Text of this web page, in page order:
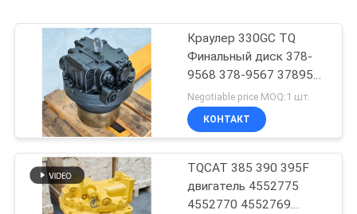
Краулер 330GC TQ
Финальный диск 378-
9568 378-9567 3789568
3789567
Negotiable price MOQ:1 шт.
КОНТАКТ
TQCAT 385 390 395F
двигатель 4552775
4552770 4552769